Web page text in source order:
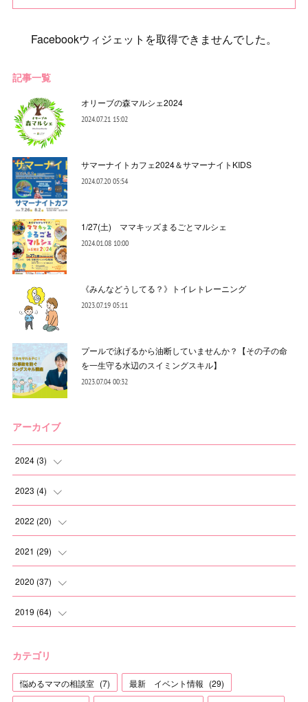
Facebookウィジェットを取得できませんでした。
記事一覧
オリーブの森マルシェ2024
2024.07.21 15:02
サマーナイトカフェ2024＆サマーナイトKIDS
2024.07.20 05:54
1/27(土) ママキッズまるごとマルシェ
2024.01.08 10:00
《みんなどうしてる？》トイレトレーニング
2023.07.19 05:11
プールで泳げるから油断していませんか？【その子の命
を一生守る水辺のスイミングスキル】
2023.07.04 00:32
アーカイブ
2024 (3)
( )
(1
2023 (4)
(2
(1
(1
2022 (20)
(1
(1
(3
(1)
2021 (29)
(6
(2
(1)
2020 (37)
(2
(2)
2019 (64)
(12)
カテゴリ
悩めるママの相談室 (7) 最新 イベント情報 (29)